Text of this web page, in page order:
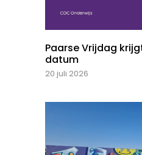
Paarse Vrijdag
datum
20 juli 2026